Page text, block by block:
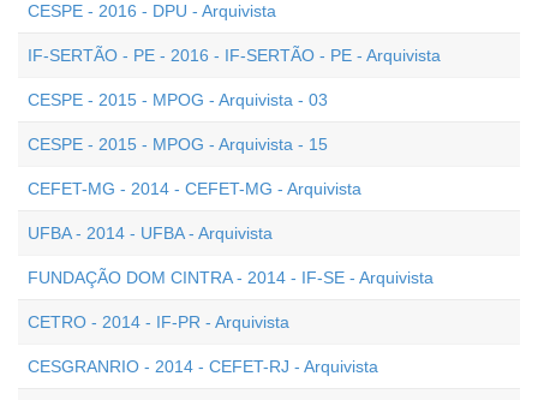
CESPE - 2016 - DPU - Arquivista
IF-SERTÃO - PE - 2016 - IF-SERTÃO - PE - Arquivista
CESPE - 2015 - MPOG - Arquivista - 03
CESPE - 2015 - MPOG - Arquivista - 15
CEFET-MG - 2014 - CEFET-MG - Arquivista
UFBA - 2014 - UFBA - Arquivista
FUNDAÇÃO DOM CINTRA - 2014 - IF-SE - Arquivista
CETRO - 2014 - IF-PR - Arquivista
CESGRANRIO - 2014 - CEFET-RJ - Arquivista